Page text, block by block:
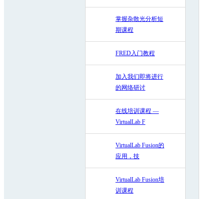
掌握杂散光分析短
期课程
FRED入门教程
加入我们即将进行
的网络研讨
在线培训课程 —
VirtualLab F
VirtualLab Fusion的
应用，技
VirtualLab Fusion培
训课程